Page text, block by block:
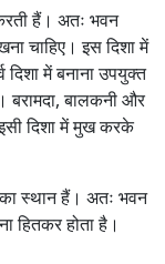
हैं। अतः भवन
चाहिए। इस दिशा में
दिशा में बनाना उपयुक्त
बरामदा, बालकनी और
दिशा में मुख करके
का स्थान हैं। अतः भवन
हितकर होता है।